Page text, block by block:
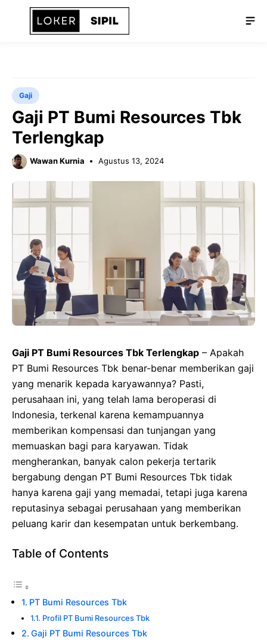
Langsung
Gaji
Gaji PT Bumi Resources Tbk
Terlengkap
Wawan Kurnia Agustus 13, 2024
Gaji PT Bumi Resources Tbk Terlengkap – Apakah
PT Bumi Resources Tbk benar-benar memberikan gaji
yang menarik kepada karyawannya? Pasti,
perusahaan ini, yang telah lama beroperasi di
Indonesia, terkenal karena kemampuannya
memberikan kompensasi dan tunjangan yang
memuaskan bagi para karyawan. Tidak
mengherankan, banyak calon pekerja tertarik
bergabung dengan PT Bumi Resources Tbk tidak
hanya karena gaji yang memadai, tetapi juga karena
reputasinya sebagai perusahaan yang memberikan
peluang karir dan kesempatan untuk berkembang.
Table of Contents
PT Bumi Resources Tbk
Profil PT Bumi Resources Tbk
Gaji PT Bumi Resources Tbk